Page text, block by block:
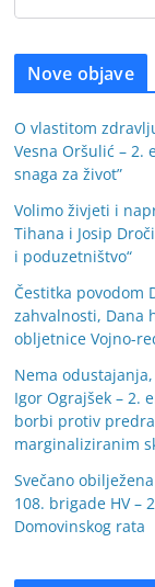
Nove objave
O vlastitom
Vesna Oršulić – 2.
snaga za život”
Volimo živjeti i
Tihana i Josip
i poduzetništvo“
Čestitka povodom
zahvalnosti, Dana
obljetnice Vojno-
Nema
Igor Ograjšek – 2.
borbi protiv
marginaliziranim
Svečano
108. brigade HV –
Domovinskog rata